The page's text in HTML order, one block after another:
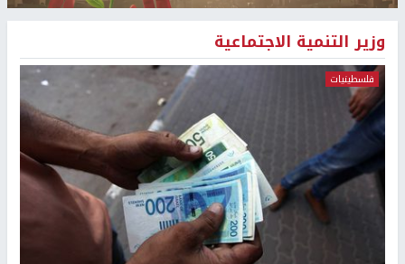
وزير التنمية الاجتماعية
فلسطينيات